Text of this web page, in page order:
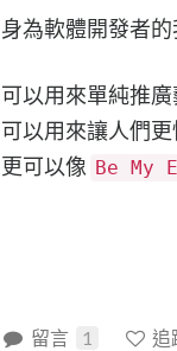
身為軟體開發者
可以用來單純推
可以用來讓人們
更可以像 Be My
留言 1 追